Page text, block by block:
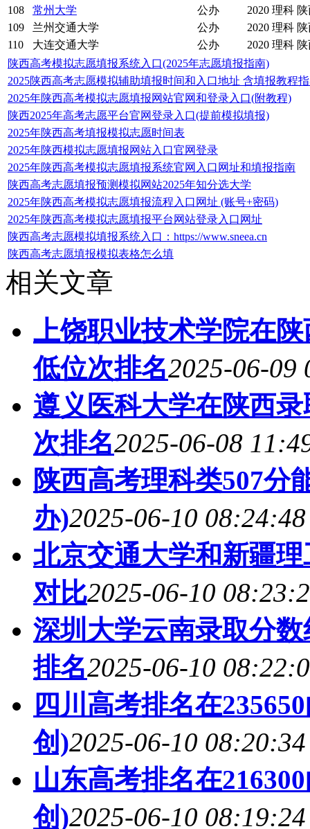
108
常州大学 公办 2020 理科
109
兰州交通大学 公办 2020 理科
110
大连交通大学 公办 2020 理科
陕西高考模拟志愿填报系统入口(2025年志愿填报指南)
2025陕西高考志愿模拟辅助填报时间和入口地址 含填报教程
2025年陕西高考模拟志愿填报网站官网和登录入口(附教程)
陕西2025年高考志愿平台官网登录入口(提前模拟填报)
2025年陕西高考填报模拟志愿时间表
2025年陕西模拟志愿填报网站入口官网登录
2025年陕西高考模拟志愿填报系统官网入口网址和填报指南
陕西高考志愿填报预测模拟网站2025年知分选大学
2025年陕西高考模拟志愿填报流程入口网址 (账号+密码)
2025年陕西高考模拟志愿填报平台网站登录入口网址
陕西高考志愿模拟填报系统入口：https://www.sneea.cn
陕西高考志愿填报模拟表格怎么填
相关文章
上饶职业技术学院在
低位次排名2025-06-09
遵义医科大学在陕西
次排名2025-06-08
陕西高考理科类507分
办)2025-06-10 08:24:48
北京交通大学和新疆
对比2025-06-10
深圳大学云南录取分
排名2025-06-10
四川高考排名在
创)2025-06-10 08:20:34
山东高考排名在
创)2025-06-10 08:19:24